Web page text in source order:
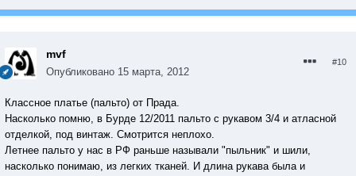
mvf
Опубликовано 15 марта, 2012
#10
Классное платье (пальто) от Прада.
Насколько помню, в Бурде 12/2011 пальто с рукавом 3/4 и атласной
отделкой, под винтаж. Смотрится неплохо.
Летнее пальто у нас в РФ раньше называли "пыльник" и шили,
насколько понимаю, из легких тканей. И длина рукава была и